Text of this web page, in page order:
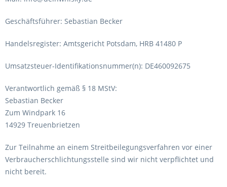
Geschäftsführer: Sebastian Becker
Handelsregister: Amtsgericht Potsdam, HRB 41480 P
Umsatzsteuer-Identifikationsnummer(n): DE460092675
Verantwortlich gemäß § 18 MStV:
Sebastian Becker
Zum Windpark 16
14929 Treuenbrietzen
Zur Teilnahme an einem Streitbeilegungsverfahren vor einer
Verbraucherschlichtungsstelle sind wir nicht verpflichtet und
nicht bereit.